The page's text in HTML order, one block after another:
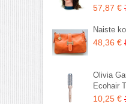
57,87 €
Naiste
48,36 €
Olivia
Ecohair
10,25 €